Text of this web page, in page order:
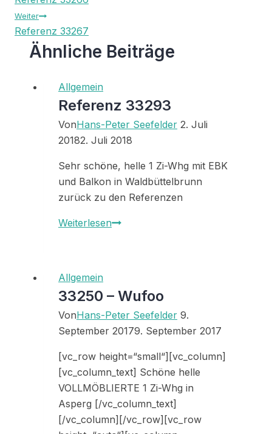
Weiter
Referenz 33267
Ähnliche Beiträge
Allgemein
Referenz 33293
VonHans-Peter Seefelder 2. Juli
20182. Juli 2018
Sehr schöne, helle 1 Zi-Whg mit EBK
und Balkon in Waldbüttelbrunn
zurück zu den Referenzen
WeiterlesenReferenz
Allgemein
33250 – Wufoo
VonHans-Peter Seefelder 9.
September 20179. September 2017
[vc_row height=“small“][vc_column]
[vc_column_text] Schöne helle
VOLLMÖBLIERTE 1 Zi-Whg in
Asperg [/vc_column_text]
[/vc_column][/vc_row][vc_row